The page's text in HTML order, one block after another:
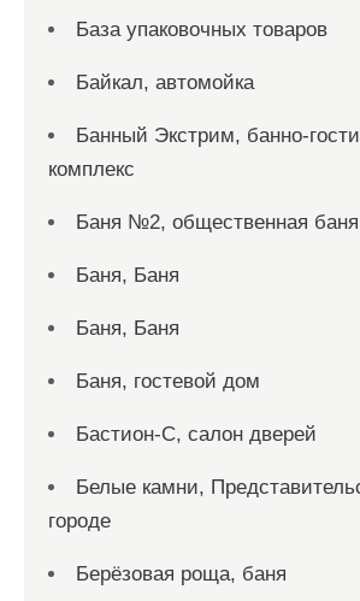
База упаковочных товаров
Байкал, автомойка
Банный Экстрим, банно-
комплекс
Баня №2, общественная баня
Баня, Баня
Баня, Баня
Баня, гостевой дом
Бастион-С, салон дверей
Белые камни,
городе
Берёзовая роща, баня